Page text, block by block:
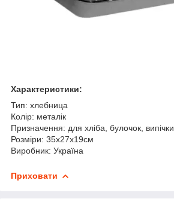
Характеристики:
Тип: хлебница
Колір: металік
Призначення: для хліба, булочок, випічки
Розміри: 35х27х19см
Виробник: Україна
Приховати